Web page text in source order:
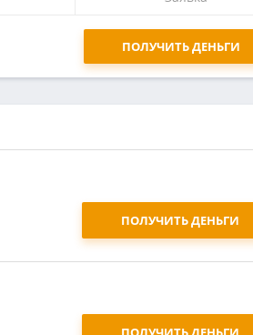
ПОЛУЧИТЬ ДЕНЬГИ
ПОЛУЧИТЬ ДЕНЬГИ